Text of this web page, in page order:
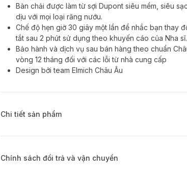
Bàn chải được làm từ sợi Dupont siêu mềm, siêu
dịu với mọi loại răng nướu.
Chế độ hẹn giờ 30 giây một lần để nhắc bạn thay
tắt sau 2 phút sử dụng theo khuyến cáo của Nha sĩ.
Bảo hành và dịch vụ sau bán hàng theo chuẩn
vòng 12 tháng đối với các lỗi từ nhà cung cấp
Design bởi team Elmich Châu Âu
Chi tiết sản phẩm
Chính sách đổi trả và vận chuyển